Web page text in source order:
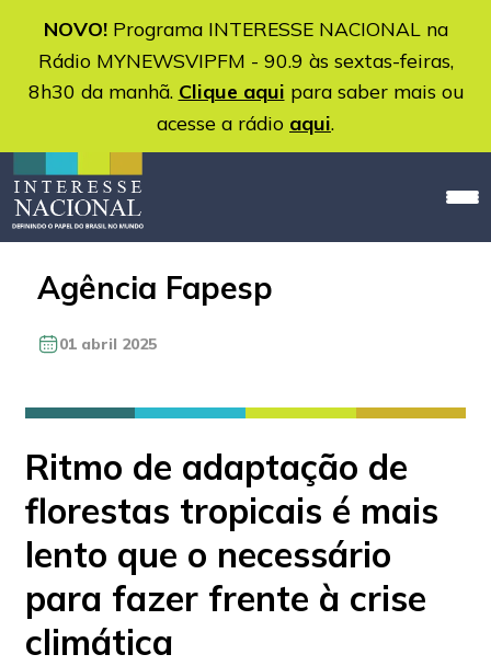
NOVO!Programa INTERESSE NACIONAL na
Rádio MYNEWSVIPFM - 90.9 às sextas-feiras,
8h30 da manhã. Clique aqui para saber mais ou
acesse a rádio aqui.
Agência Fapesp
01 abril 2025
Ritmo de adaptação de
florestas tropicais é mais
lento que o necessário
para fazer frente à crise
climática